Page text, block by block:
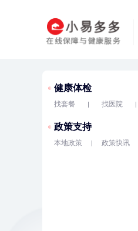
健康体检
找套餐 找医院
政策支持
本地政策 政策快讯